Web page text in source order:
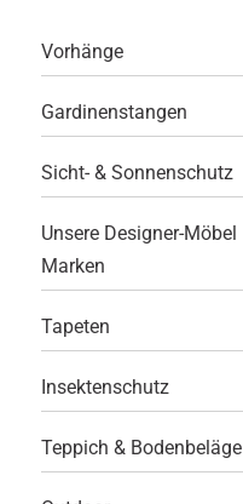
Vorhänge
Gardinenstangen
Sicht- & Sonnenschutz
Unsere Designer-Möbel
Marken
Tapeten
Insektenschutz
Teppich & Bodenbeläge